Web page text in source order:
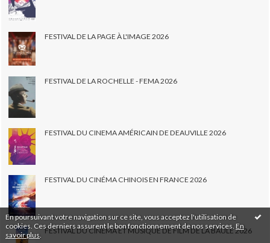
En poursuivant votre navigation sur ce site, vous acceptez l'utilisation de
cookies. Ces derniers assurent le bon fonctionnement de nos services. En
savoir plus
FESTIVAL DE LA PAGE À L'IMAGE 2026
FESTIVAL DE LA ROCHELLE - FEMA 2026
FESTIVAL DU CINEMA AMÉRICAIN DE DEAUVILLE 2026
FESTIVAL DU CINÉMA CHINOIS EN FRANCE 2026
FESTIVAL DU CINEMA ET MUSIQUE DE FILM DE LA BAULE 2026